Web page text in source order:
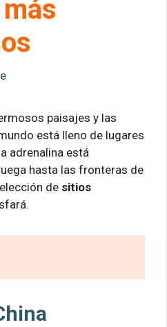
paisajes y las
está lleno de lugares
adrenalina está
hasta las fronteras de
de sitios